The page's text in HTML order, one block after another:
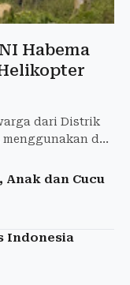
Habema
dari Distrik
dua
Anak dan Cucu
Indonesia